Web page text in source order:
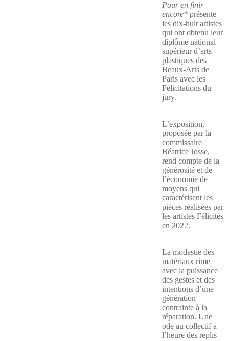
Pour en finir
encore* présente
les dix-huit artistes
qui ont obtenu leur
diplôme national
supérieur d’arts
plastiques des
Beaux-Arts de
Paris avec les
Félicitations du
jury.
L’exposition,
proposée par la
commissaire
Béatrice Josse,
rend compte de la
générosité et de
l’économie de
moyens qui
caractérisent les
pièces réalisées par
les artistes Félicités
en 2022.
La modestie des
matériaux rime
avec la puissance
des gestes et des
intentions d’une
génération
contrainte à la
réparation. Une
ode au collectif à
l’heure des replis